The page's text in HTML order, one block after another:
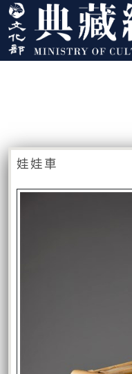
跳到主要內容
:::
娃娃車